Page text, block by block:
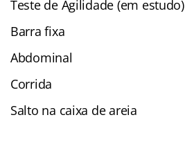
Teste de Agilidade (em estudo)
Barra fixa
Abdominal
Corrida
Salto na caixa de areia